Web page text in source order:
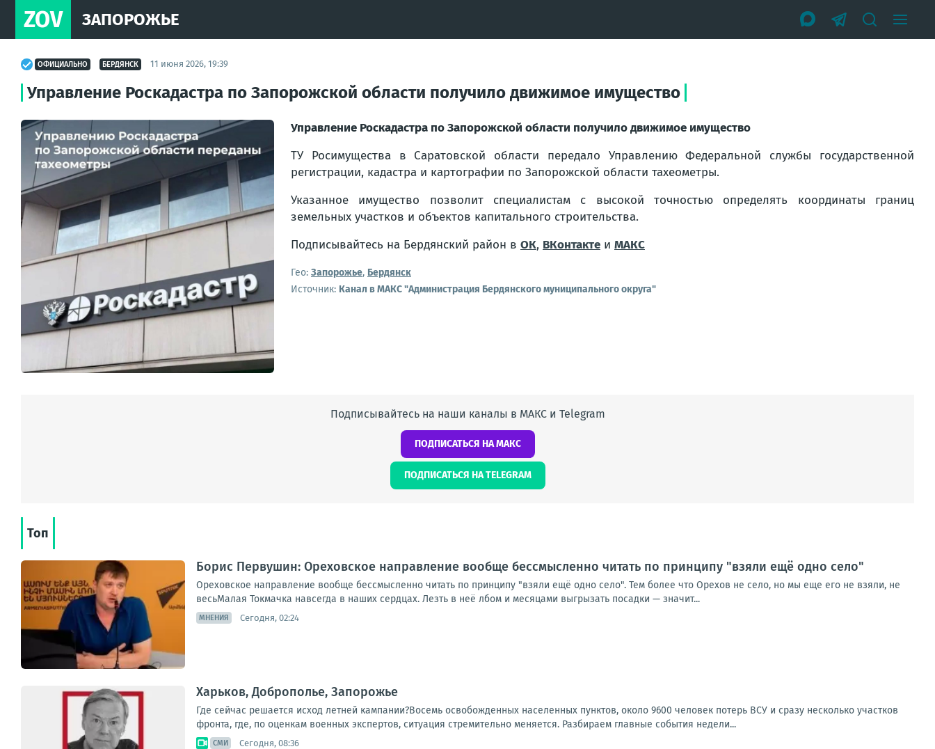
ZOV ЗАПОРОЖЬЕ
ОФИЦИАЛЬНО БЕРДЯНСК 11 июня 2026, 19:39
Управление Роскадастра по Запорожской области получило движимое имущество
Управление Роскадастра по Запорожской области получило движимое имущество
ТУ Росимущества в Саратовской области передало Управлению Федеральной службы государственной
регистрации, кадастра и картографии по Запорожской области тахеометры.
Указанное имущество позволит специалистам с высокой точностью определять координаты границ
земельных участков и объектов капитального строительства.
Подписывайтесь на Бердянский район в ОК, ВКонтакте и МАКС
Гео: Запорожье, Бердянск
Источник: Канал в МАКС "Администрация Бердянского муниципального округа"
Подписывайтесь на наши каналы в МАКС и Telegram
ПОДПИСАТЬСЯ НА МАКС
ПОДПИСАТЬСЯ НА TELEGRAM
Топ
Борис Первушин: Ореховское направление вообще бессмысленно читать по принципу "взяли ещё одно село"
Ореховское направление вообще бессмысленно читать по принципу "взяли ещё одно село". Тем более что Орехов не село, но мы еще его не взяли, не
весьМалая Токмачка навсегда в наших сердцах. Лезть в неё лбом и месяцами выгрызать посадки — значит...
МНЕНИЯ Сегодня, 02:24
Харьков, Доброполье, Запорожье
Где сейчас решается исход летней кампании?Восемь освобожденных населенных пунктов, около 9600 человек потерь ВСУ и сразу несколько участков
фронта, где, по оценкам военных экспертов, ситуация стремительно меняется. Разбираем главные события недели...
СМИ Сегодня, 08:36